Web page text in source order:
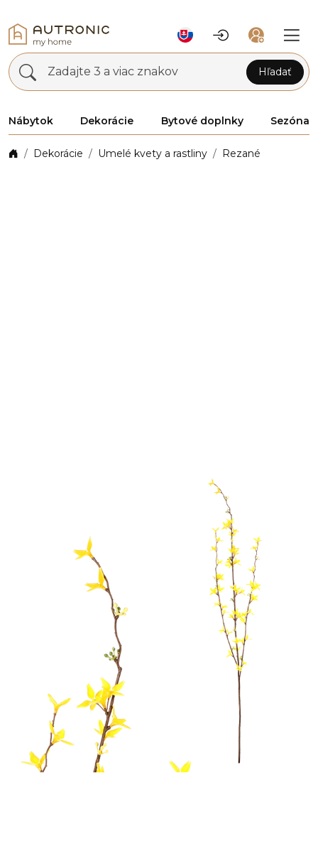
Zadajte 3 a viac znakov Hľadať
Nábytok Dekorácie Bytové doplnky Sezóna
Dekorácie Umelé kvety a rastliny Rezané